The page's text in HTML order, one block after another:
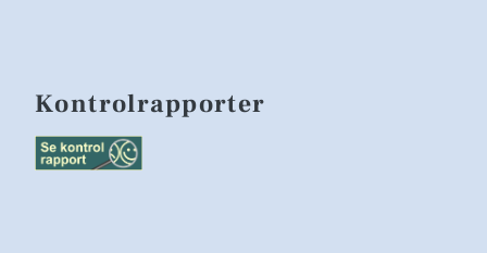
Kontrolrapporter